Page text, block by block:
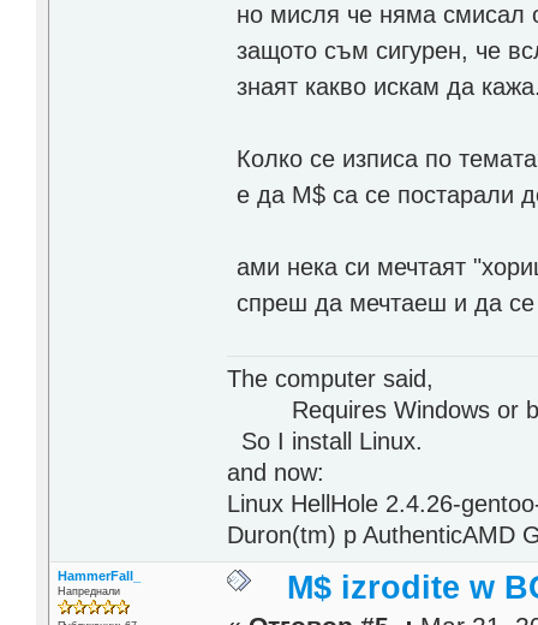
но мисля че няма смисал
защото съм сигурен, че
знаят какво искам да
Колко се изписа по
е да M$ са се постарали
ами нека си мечтаят
спреш да мечтаеш и да
The computer said,
Requires Windows or
So I install Linux.
and now:
Linux HellHole 2.4.26-
Duron(tm) p AuthenticAMD
HammerFall_
Напреднали M$ izrodite w